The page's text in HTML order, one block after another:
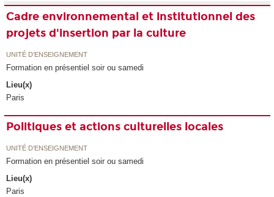
Cadre environnemental et institutionnel des
projets d'insertion par la culture
UNITÉ D’ENSEIGNEMENT
Formation en présentiel soir ou samedi
Lieu(x)
Paris
Politiques et actions culturelles locales
UNITÉ D’ENSEIGNEMENT
Formation en présentiel soir ou samedi
Lieu(x)
Paris